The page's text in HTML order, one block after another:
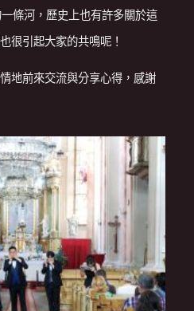
條河，歷史上也有許多關於這
很引起大家的共鳴呢！
地前來交流與分享心得，感謝